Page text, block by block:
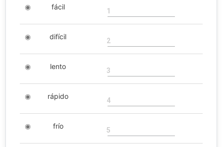
◉ fácil 1
◉ difícil 2
◉ lento 3
◉ rápido 4
◉ frío 5